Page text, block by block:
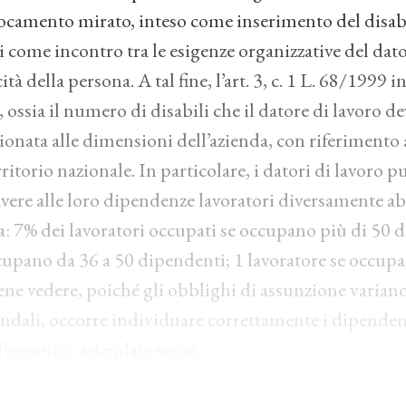
mirato, inteso come inserimento del
incontro tra le esigenze organizzative del
della persona. A tal fine, l’art. 3, c. 1 L. 68/1999
il numero di disabili che il datore di lavoro
alle dimensioni dell’azienda, con riferimento
nazionale. In particolare, i datori di lavoro
alle loro dipendenze lavoratori diversamente
7% dei lavoratori occupati se occupano più di 50
da 36 a 50 dipendenti; 1 lavoratore se
vedere, poiché gli obblighi di assunzione
occorre individuare correttamente i